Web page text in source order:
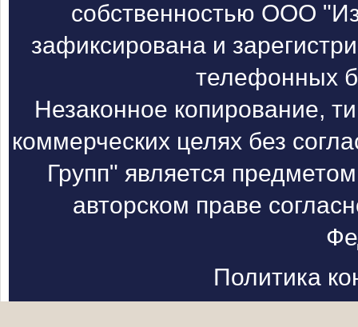
собственностью ООО
зафиксирована и
телефонных
Незаконное копирование,
коммерческих целях без
Групп" является
авторском праве
Политика